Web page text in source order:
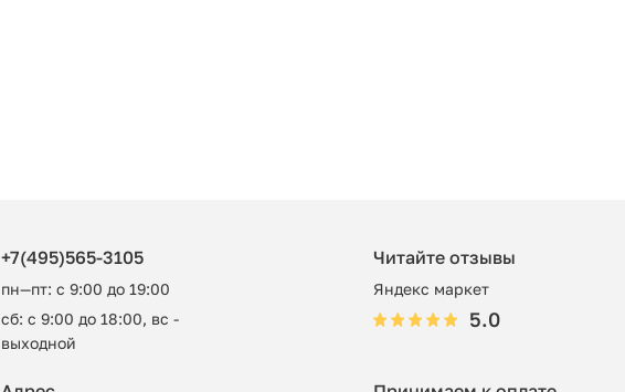
+7(495)565-3105
пн—пт: с 9:00 до 19:00
сб: с 9:00 до 18:00, вс -
выходной
Читайте отзывы
Яндекс маркет
5.0